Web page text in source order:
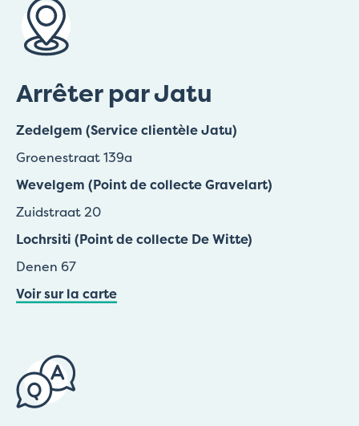
Arrêter par Jatu
Zedelgem (Service clientèle Jatu)
Groenestraat 139a
Wevelgem (Point de collecte Gravelart)
Zuidstraat 20
Lochrsiti (Point de collecte De Witte)
Denen 67
Voir sur la carte